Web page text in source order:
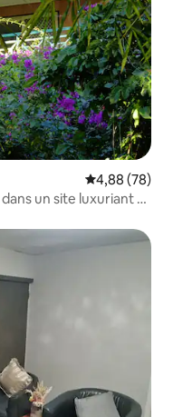
Évaluation
4,88 (78)
un site luxuriant et